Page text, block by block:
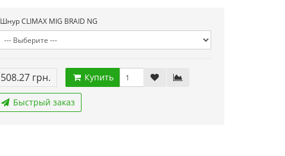
Шнур CLIMAX MIG BRAID NG
508.27 грн. Купить
Быстрый заказ